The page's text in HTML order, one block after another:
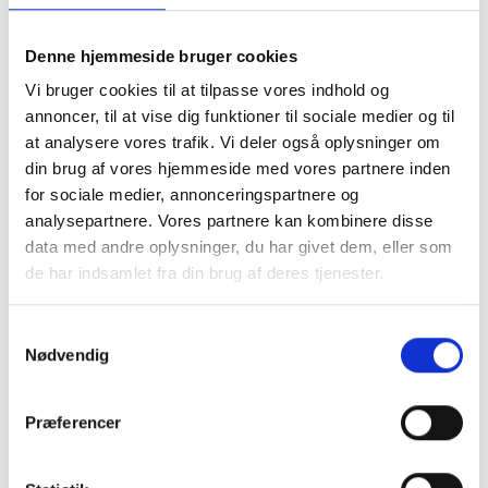
Denne hjemmeside bruger cookies
Vi bruger cookies til at tilpasse vores indhold og
annoncer, til at vise dig funktioner til sociale medier og til
at analysere vores trafik. Vi deler også oplysninger om
din brug af vores hjemmeside med vores partnere inden
for sociale medier, annonceringspartnere og
analysepartnere. Vores partnere kan kombinere disse
data med andre oplysninger, du har givet dem, eller som
de har indsamlet fra din brug af deres tjenester.
Nødvendig
Præferencer
Børster og karter: Essentielle redskaber til at
Hundekamme:
Ideelle til at løsne knuder og holde
pelsen glat og sund.
Furminator: Effektive værktøjer til at reducere
fældning ved at fjerne underuld.
Hundesakse og maskiner: Til præcis trimning og
klipning, så din hund altid ser velplejet ud.
Alt hvad du behøver for en
Flåtfjernere:
Sikre og effektive værktøjer til
Negleslibere og klosakse:
For nem og sikker